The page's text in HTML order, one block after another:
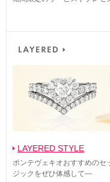
LAYERED STYLE
ポンテヴェキオおすすめのセ
ジックをぜひ体感して―